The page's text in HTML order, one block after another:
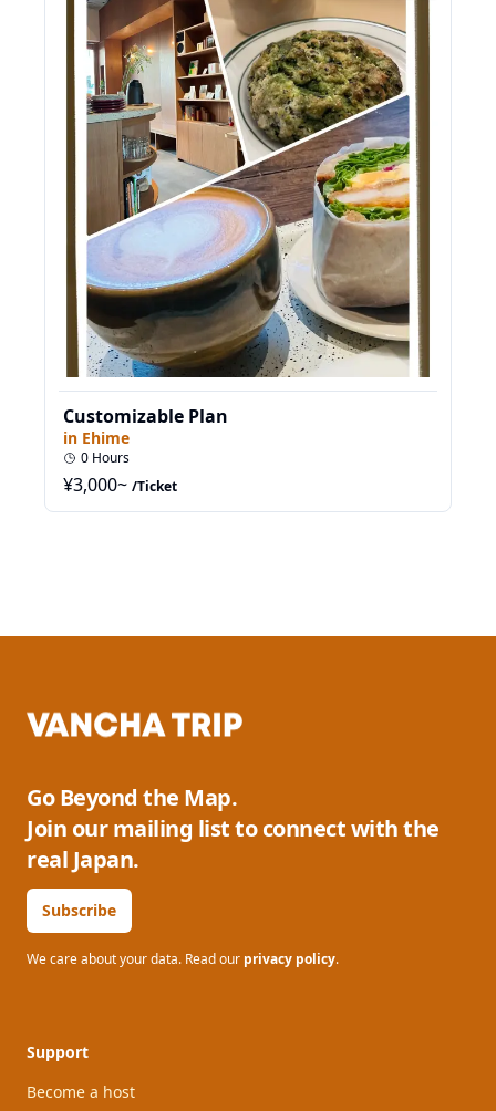
Customizable Plan
in Ehime
0 Hours
¥3,000~ /Ticket
Go Beyond the Map.
Join our mailing list to connect with the
real Japan.
Subscribe
We care about your data. Read our privacy policy.
Support
Become a host